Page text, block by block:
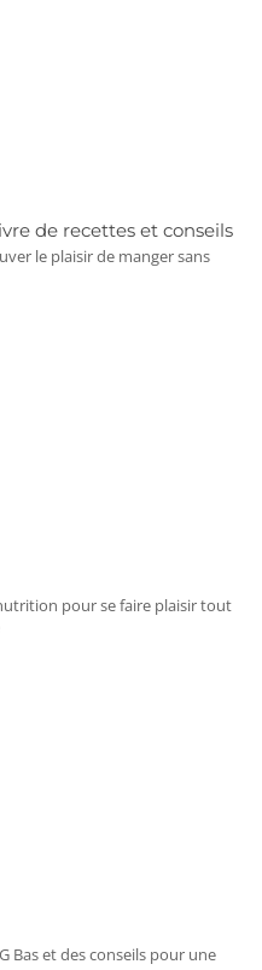
de recettes et conseils
le plaisir de manger sans
pour se faire plaisir tout
Bas et des conseils pour une